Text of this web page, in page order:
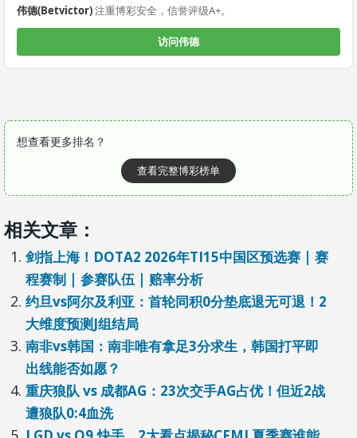
伟德(Betvictor)注重博彩安全，信誉评级A+。
访问伟德
想查看更多排名？
查看完整博彩榜单
相关文章：
剑指上海！DOTA2 2026年TI15中国区预选赛 | 赛
程赛制 | 参赛队伍 | 赔率分析
约旦vs阿尔及利亚：首轮同积0分垫底退无可退！2
大维度预测J组结局
南非vs韩国：南非唯有拿足3分求生，韩国打平即
出线能否如愿？
重庆狼队 vs 成都AG：23次交手AG占优！但近2战
遭狼队0:4血洗